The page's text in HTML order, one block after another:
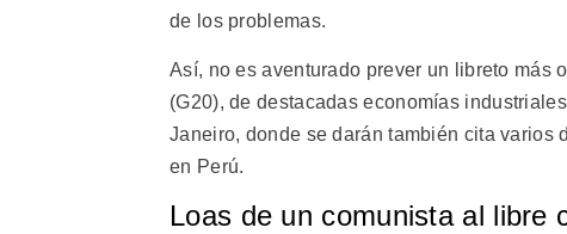
de los problemas.
Así, no es aventurado prever un libreto más
(G20), de destacadas economías
Janeiro, donde se darán también cita varios
en Perú.
Loas de un comunista al libre